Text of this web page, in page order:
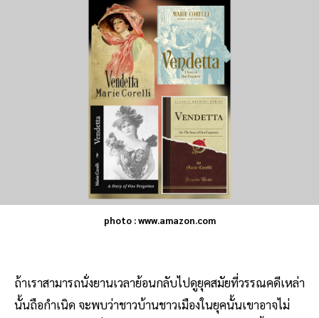
photo : www.amazon.com
ถ้าเราสามารถนั่งยานเวลาย้อนกลับไปดูยุคสมัยที่วรรณคดีเหล่า
นั้นถือกำเนิด จะพบว่าชาวบ้านชาวเมืองในยุคนั้นเขาอาจไม่